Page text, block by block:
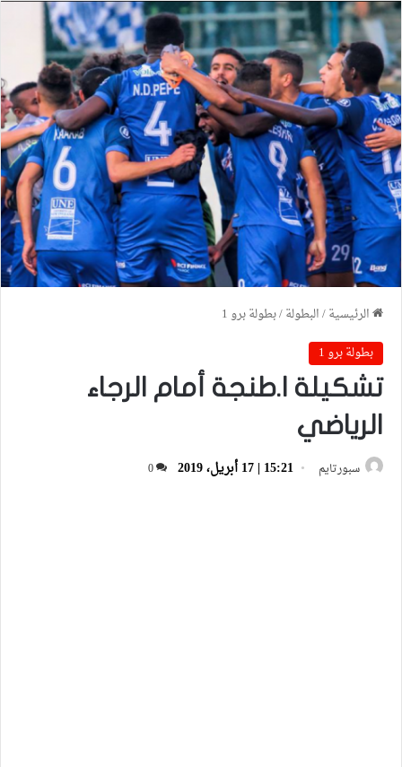
الرئيسية/البطولة/بطولة برو 1
بطولة برو 1
تشكيلة ا.طنجة أمام الرجاء
الرياضي
سبورتايم 15:21 | 17 أبريل، 2019 0